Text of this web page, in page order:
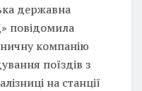
державна
повідомила
компанію
поїздів з
на станції